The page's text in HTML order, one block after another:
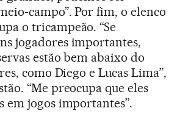
campo”. Por fim, o elenco
o tricampeão. “Se
jogadores importantes,
estão bem abaixo do
como Diego e Lucas Lima”,
“Me preocupa que eles
em jogos importantes”.